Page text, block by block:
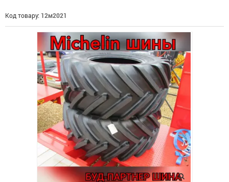
Код товару: 12м2021